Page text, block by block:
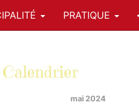
PRATIQUE
mai 2024